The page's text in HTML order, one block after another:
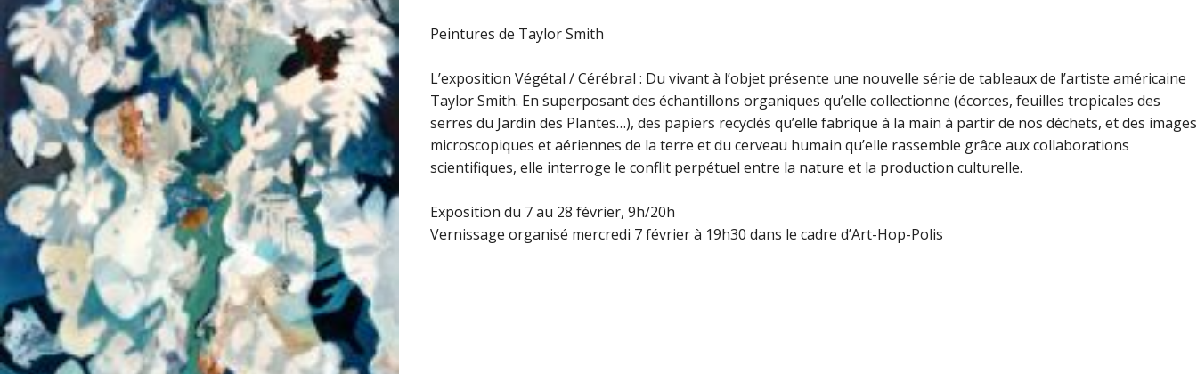
Peintures de Taylor Smith
L’exposition Végétal / Cérébral : Du vivant à l’objet présente une nouvelle série de tableaux de l’artiste américaine
Taylor Smith. En superposant des échantillons organiques qu’elle collectionne (écorces, feuilles tropicales des
serres du Jardin des Plantes…), des papiers recyclés qu’elle fabrique à la main à partir de nos déchets, et des images
microscopiques et aériennes de la terre et du cerveau humain qu’elle rassemble grâce aux collaborations
scientifiques, elle interroge le conflit perpétuel entre la nature et la production culturelle.
Exposition du 7 au 28 février, 9h/20h
Vernissage organisé mercredi 7 février à 19h30 dans le cadre d’Art-Hop-Polis